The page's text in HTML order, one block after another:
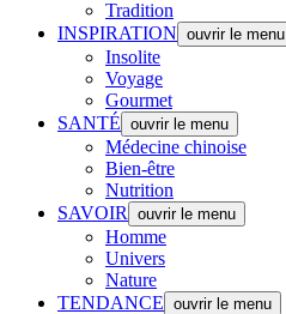
Tradition
INSPIRATION ouvrir le menu
Insolite
Voyage
Gourmet
SANTÉ ouvrir le menu
Médecine chinoise
Bien-être
Nutrition
SAVOIR
ouvrir le menu
Homme
Univers
Nature
TENDANCE ouvrir le menu